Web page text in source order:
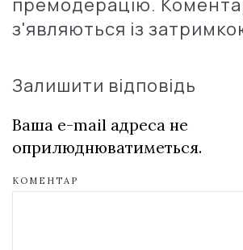
з'являються із
Залишити відповідь
Ваша e-mail адреса не
оприлюднюватиметься.
КОМЕНТАР